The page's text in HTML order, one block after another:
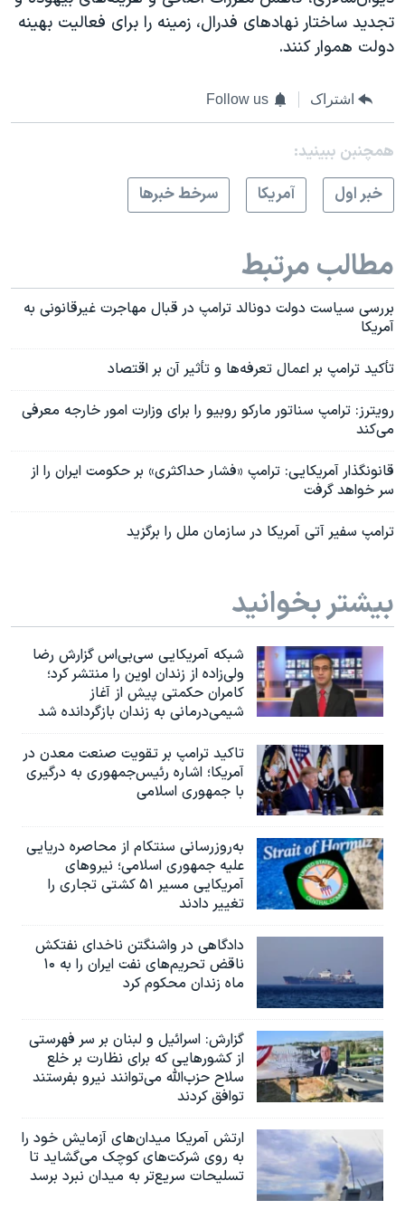
تجدید ساختار نهادهای فدرال، زمینه را برای فعالیت بهینه
دولت هموار کنند.
اشتراک Follow us
همچنبن ببینید:
خبر اول
آمريکا سرخط خبرها
مطالب مرتبط
بررسی سیاست دولت دونالد ترامپ در قبال مهاجرت غیرقانونی به
آمریکا
تأکید ترامپ بر اعمال تعرفه‌ها و تأثیر آن بر اقتصاد
رویترز: ترامپ سناتور مارکو روبیو را برای وزارت امور خارجه معرفی
می‌کند
قانونگذار آمریکایی: ترامپ «فشار حداکثری» بر حکومت ایران را از
سر خواهد گرفت
ترامپ سفیر آتی آمریکا در سازمان ملل را برگزید
بیشتر بخوانید
شبکه آمریکایی سی‌بی‌‌اس گزارش رضا
ولی‌زاده از زندان اوین را منتشر کرد؛
کامران حکمتی پیش از آغاز
شیمی‌درمانی به زندان بازگردانده شد
تاکید ترامپ بر تقویت صنعت معدن در
آمریکا؛ اشاره رئیس‌جمهوری به درگیری
با جمهوری اسلامی
به‌روزرسانی سنتکام از محاصره دریایی
علیه جمهوری اسلامی؛ نیروهای
آمریکایی مسیر ۵۱ کشتی تجاری را
تغییر دادند
دادگاهی در واشنگتن ناخدای نفتکش
ناقض تحریم‌های نفت ایران را به ۱۰
ماه زندان محکوم کرد
گزارش‌: اسرائيل و لبنان بر سر فهرستی
از کشورهایی که برای نظارت بر خلع
سلاح حزب‌الله می‌توانند نیرو بفرستند
توافق کردند
ارتش آمریکا میدان‌های آزمایش خود را
به روی شرکت‌های کوچک می‌گشاید تا
تسلیحات سریع‌تر به میدان نبرد برسد